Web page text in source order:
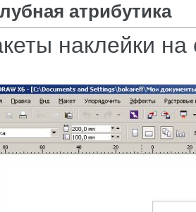
атрибутика
наклейки на